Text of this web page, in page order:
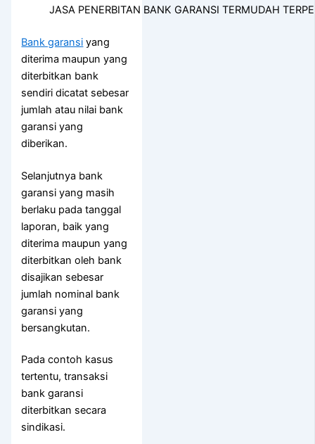
JASA PENERBITAN BANK GARANSI TERMUDAH
Bank garansi yang
diterima maupun yang
diterbitkan bank
sendiri dicatat sebesar
jumlah atau nilai bank
garansi yang
diberikan.
Selanjutnya bank
garansi yang masih
berlaku pada tanggal
laporan, baik yang
diterima maupun yang
diterbitkan oleh bank
disajikan sebesar
jumlah nominal bank
garansi yang
bersangkutan.
Pada contoh kasus
tertentu, transaksi
bank garansi
diterbitkan secara
sindikasi.